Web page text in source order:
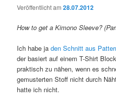
Veröffentlicht am28.07.2012
How to get a Kimono Sleeve?
Ich habe jaden Schnitt aus
der basiert auf einem T-Shirt
praktisch zu nähen, wenn es
gemusterten Stoff nicht durch
hatte ich nicht.